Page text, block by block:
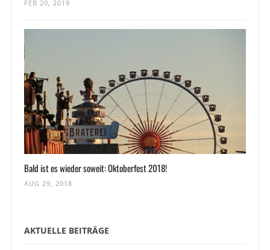
FEB 20, 2019
Bald ist es wieder soweit: Oktoberfest 2018!
AUG 29, 2018
AKTUELLE BEITRÄGE